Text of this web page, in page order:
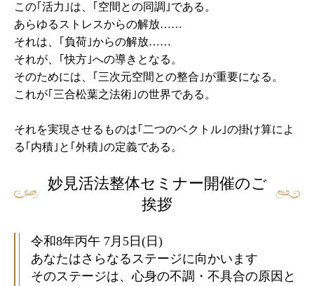
この｢活力｣は、｢空間との同調｣である。
あらゆるストレスからの解放……
それは、｢負荷｣からの解放……
それが、｢快方｣への導きとなる。
そのためには、｢三次元空間との整合｣が重要になる。
これが｢三合松葉之法術｣の世界である。
それを実現させるものは｢二つのベクトル｣の掛け算によ
る｢内積｣と｢外積｣の定義である。
妙見活法整体セミナー開催のご
挨拶
令和8年丙午 7月5日(日)
あなたはさらなるステージに向かいます
そのステージは、心身の不調・不具合の原因と